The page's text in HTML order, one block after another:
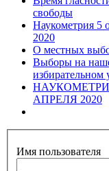
свободы
Наукометрия 5
2020
О местных
Выборы на
избирательном
АПРЕЛЯ 2020
Имя пользователя